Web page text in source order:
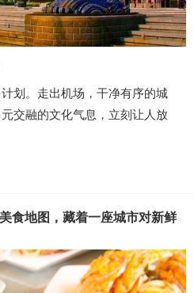
划。走出机场，干净有序的城
交融的文化气息，立刻让人放
食地图，藏着一座城市对新鲜